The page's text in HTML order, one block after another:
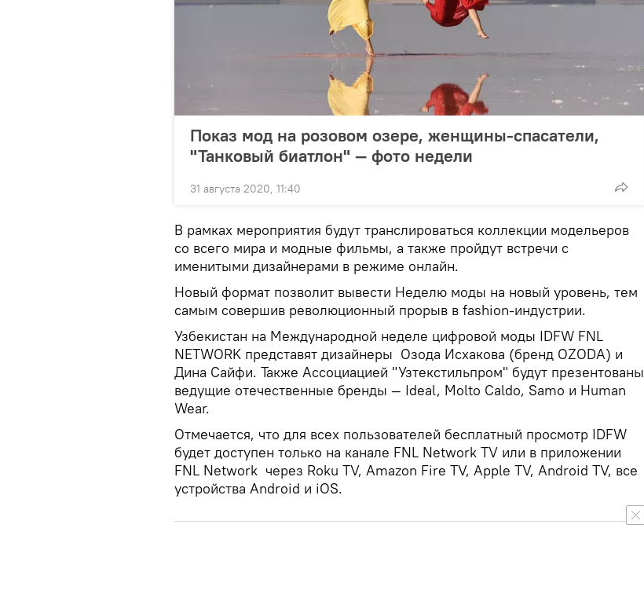
Показ мод на розовом озере, женщины-спасатели,
"Танковый биатлон" — фото недели
31 августа 2020, 11:40
В рамках мероприятия будут транслироваться коллекции модельеров
со всего мира и модные фильмы, а также пройдут встречи с
именитыми дизайнерами в режиме онлайн.
Новый формат позволит вывести Неделю моды на новый уровень, тем
самым совершив революционный прорыв в fashion-индустрии.
Узбекистан на Международной неделе цифровой моды IDFW FNL
NETWORK представят дизайнеры Озода Исхакова (бренд OZODA) и
Дина Сайфи. Также Ассоциацией "Узтекстильпром" будут презентованы
ведущие отечественные бренды — Ideal, Molto Caldo, Samo и Human
Wear.
Отмечается, что для всех пользователей бесплатный просмотр IDFW
будет доступен только на канале FNL Network TV или в приложении
FNL Network через Roku TV, Amazon Fire TV, Apple TV, Android TV, все
устройства Android и iOS.